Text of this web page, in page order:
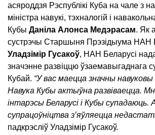
асяроддзя Рэспублікі Куба на чале з
міністра навукі, тэхналогій і
Кубы Даніла Алонса Медэрасам. Як
сустрэчы Старшыня Прэзідыума НАН
Уладзімір Гусакоў, НАН Беларусі
значэнне развіццю ўзаемавыгаднага
Кубай. “У вас маецца значны
Навука Кубы актыўна развіваецца.
інтарэсы Беларусі і Кубы супадаюць.
супрацоўніцтва з’яўляецца
падкрэсліў Уладзімір Гусакоў.